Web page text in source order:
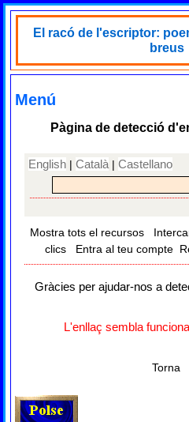
El racó de l'escriptor:
breus
Menú
Pàgina de detecció
English | Català | Castellano
Mostra tots el recursos
clics
Entra al teu compte
Gràcies per ajudar-nos a
L'enllaç sembla
Torna